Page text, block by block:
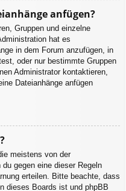
anfügen?
Gruppen und einzelne
hat es
in dem Forum anzufügen, in
oder nur bestimmte Gruppen
Administrator kontaktieren,
Dateianhänge anfügen
meistens von der
gegen eine dieser Regeln
erteilen. Bitte beachte, dass
dieses Boards ist und phpBB